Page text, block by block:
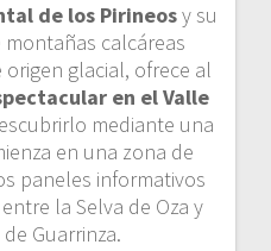
de los Pirineosy su
calcáreas
glacial, ofrece al
en el Valle
mediante una
en una zona de
paneles informativos
la Selva de Oza y
Guarrinza.